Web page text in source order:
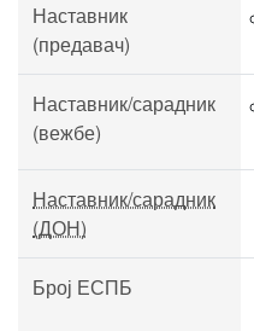
Наставник
(предавач)
Наставник/сарадник
(вежбе)
Наставник/сарадник
(ДОН)
Број ЕСПБ